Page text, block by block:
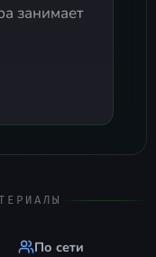
занимает
библиотека
По сети